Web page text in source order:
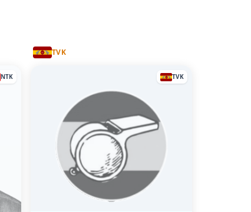
NTK
TVK
TVK